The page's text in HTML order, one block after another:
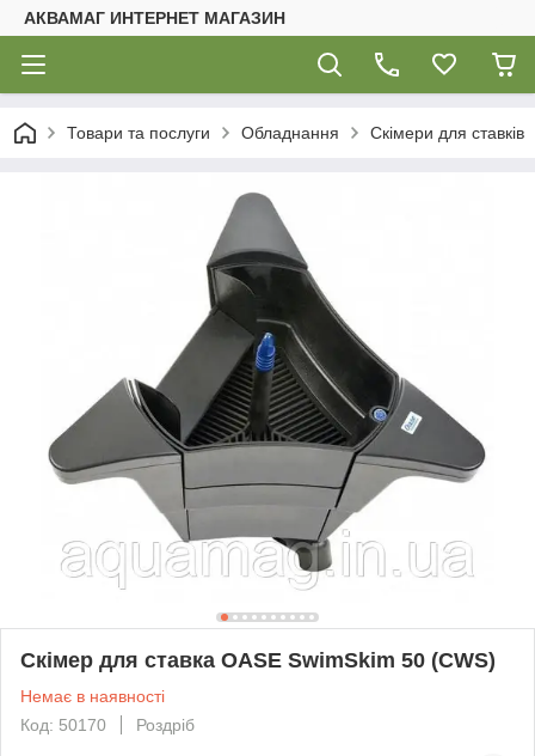
АКВАМАГ ИНТЕРНЕТ МАГАЗИН
Товари та послуги Обладнання Скімери для ставків
Скімер для ставка OASE SwimSkim 50 (CWS)
Немає в наявності
Код: 50170
Роздріб